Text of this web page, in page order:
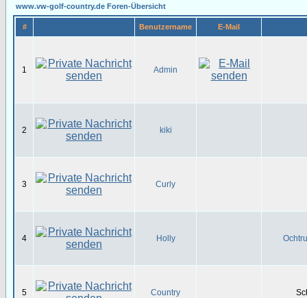
www.vw-golf-country.de Foren-Übersicht
# Benutzername E-Mail
1 Admin
2 kiki
3 Curly
4 Holly
5 Country